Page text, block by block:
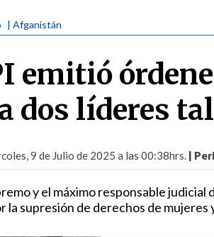
| Afganistán
emitió
dos líderes
9 de Julio de 2025 a las 00:38hrs. |
y el máximo responsable
la supresión de derechos de mujeres